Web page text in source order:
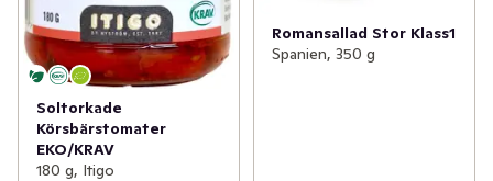
Soltorkade
Körsbärstomater
EKO/KRAV
180 g, Itigo
Romansallad Stor Klass1
Spanien, 350 g